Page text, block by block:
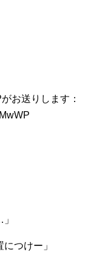
お送りします：
つけー」